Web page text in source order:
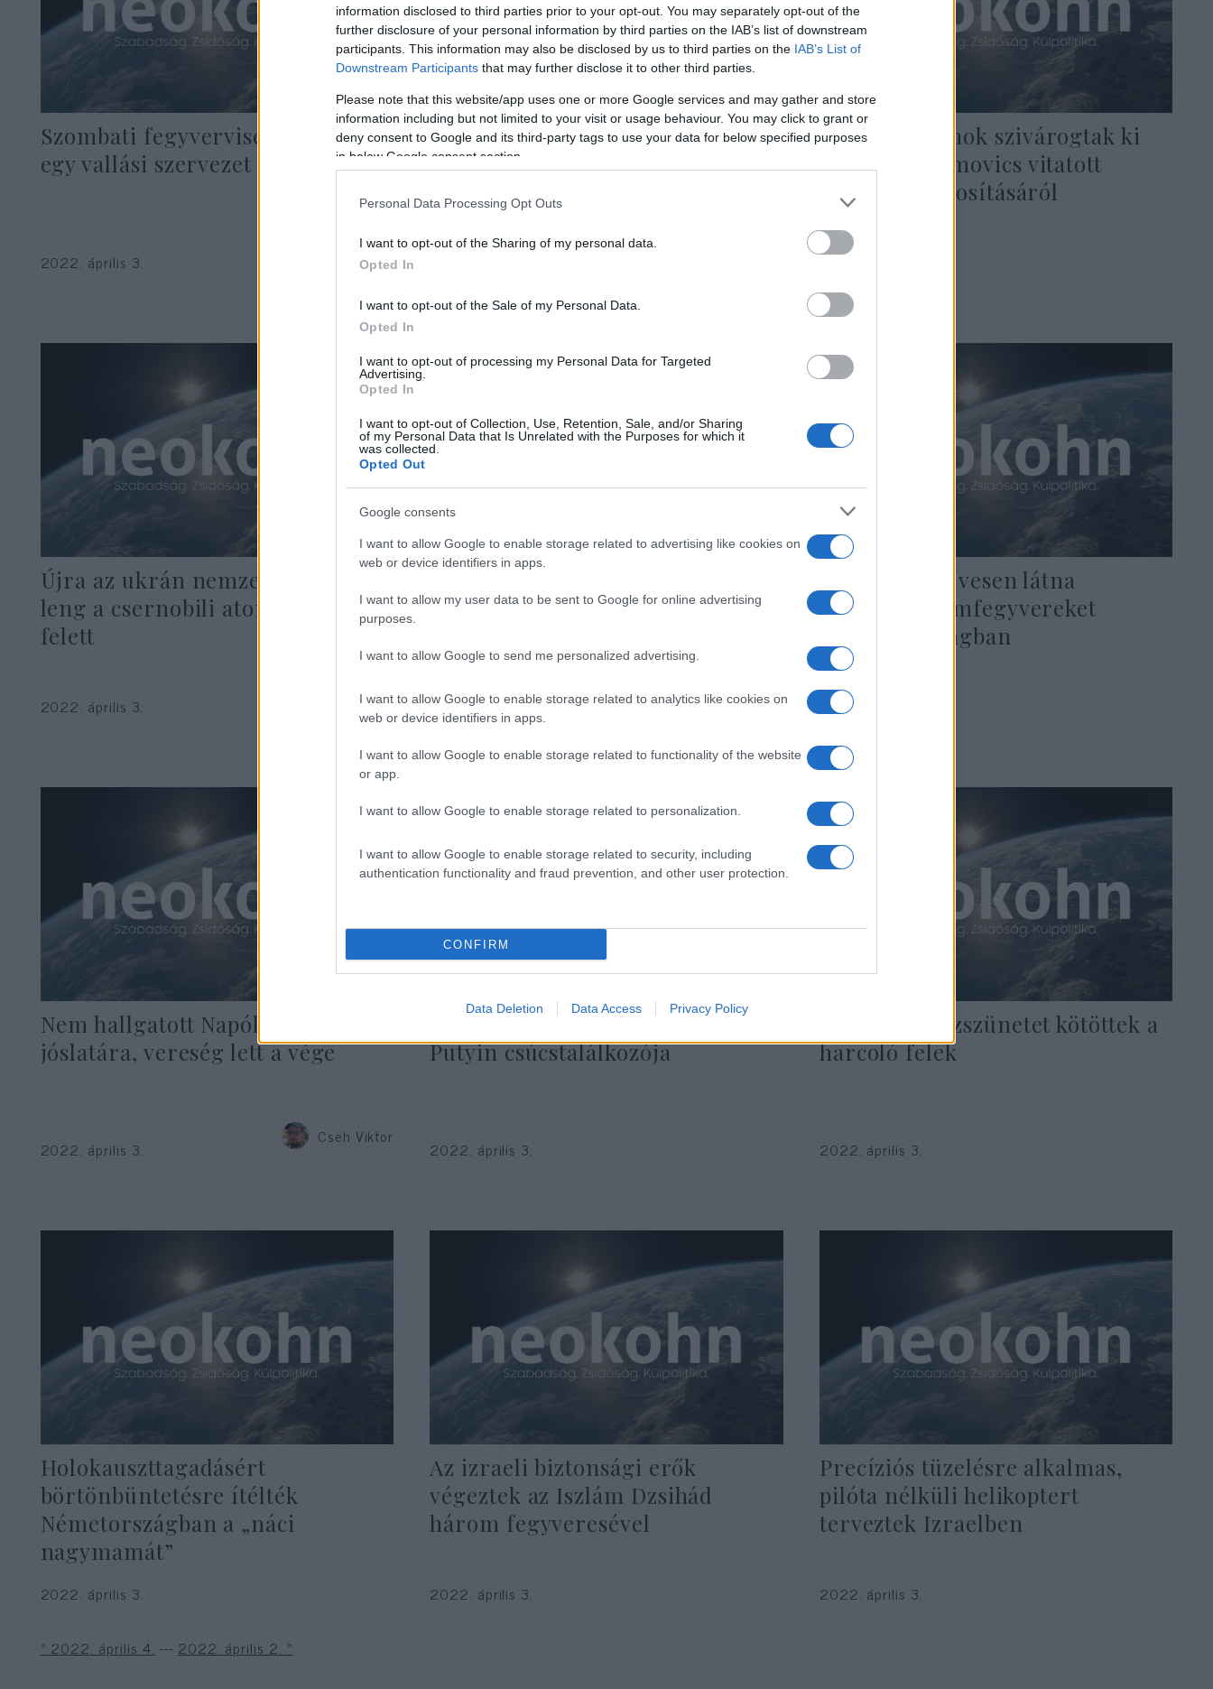
information disclosed to third parties prior to your opt-out. You may separately opt-out of the
further disclosure of your personal information by third parties on the IAB’s list of downstream
participants. This information may also be disclosed by us to third parties on the IAB’s List of
Downstream Participants that may further disclose it to other third parties.
Please note that this website/app uses one or more Google services and may gather and store
information including but not limited to your visit or usage behaviour. You may click to grant or
deny consent to Google and its third-party tags to use your data for below specified purposes
in below Google consent section.
Personal Data Processing Opt Outs
I want to opt-out of the Sharing of my personal data.
Opted In
I want to opt-out of the Sale of my Personal Data.
Opted In
I want to opt-out of processing my Personal Data for Targeted
Advertising.
Opted In
I want to opt-out of Collection, Use, Retention, Sale, and/or Sharing
of my Personal Data that Is Unrelated with the Purposes for which it
was collected.
Opted Out
Google consents
I want to allow Google to enable storage related to advertising like cookies on
web or device identifiers in apps.
I want to allow my user data to be sent to Google for online advertising
purposes.
I want to allow Google to send me personalized advertising.
I want to allow Google to enable storage related to analytics like cookies on
web or device identifiers in apps.
I want to allow Google to enable storage related to functionality of the website
or app.
I want to allow Google to enable storage related to personalization.
I want to allow Google to enable storage related to security, including
authentication functionality and fraud prevention, and other user protection.
CONFIRM
Data Deletion Data Access Privacy Policy
Szombati fegyverviselésre buzdít
egy vallási szervezet Izraelben
2022. április 3.
Németországra az
„elégedetlenség tavasza” vár
Dokumentumok szivárogtak ki
Roman Abramovics vitatott
portugál honosításáról
2022. április 3.
Újra az ukrán nemzeti lobogó
leng a csernobili atomerőmű
felett
2022. április 3.
Schallenberg: A háború végével
sem normalizálódnak a
2022. április 3.
Kaczynski szívesen látna
amerikai atomfegyvereket
Lengyelországban
2022. április 3.
Nem hallgatott Napóleon a rebbe
jóslatára, vereség lett a vége
Cseh Viktor
2022. április 3.
Küszöbön állhat Zelenszkij és
Putyin csúcstalálkozója
2022. április 3.
Jemenben tűzszünetet kötöttek a
harcoló felek
2022. április 3.
Holokauszttagadásért
börtönbüntetésre ítélték
Németországban a „náci
nagymamát”
2022. április 3.
Az izraeli biztonsági erők
végeztek az Iszlám Dzsihád
három fegyveresével
2022. április 3.
Precíziós tüzelésre alkalmas,
pilóta nélküli helikoptert
terveztek Izraelben
2022. április 3.
« 2022. április 4. --- 2022. április 2. »